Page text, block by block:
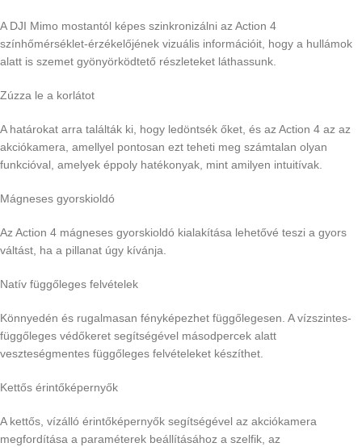
A DJI Mimo mostantól képes szinkronizálni az Action 4
színhőmérséklet-érzékelőjének vizuális információit, hogy a hullámok
alatt is szemet gyönyörködtető részleteket láthassunk.
Zúzza le a korlátot
A határokat arra találták ki, hogy ledöntsék őket, és az Action 4 az az
akciókamera, amellyel pontosan ezt teheti meg számtalan olyan
funkcióval, amelyek éppoly hatékonyak, mint amilyen intuitívak.
Mágneses gyorskioldó
Az Action 4 mágneses gyorskioldó kialakítása lehetővé teszi a gyors
váltást, ha a pillanat úgy kívánja.
Natív függőleges felvételek
Könnyedén és rugalmasan fényképezhet függőlegesen. A vízszintes-
függőleges védőkeret segítségével másodpercek alatt
veszteségmentes függőleges felvételeket készíthet.
Kettős érintőképernyők
A kettős, vízálló érintőképernyők segítségével az akciókamera
megfordítása a paraméterek beállításához a szelfik, az